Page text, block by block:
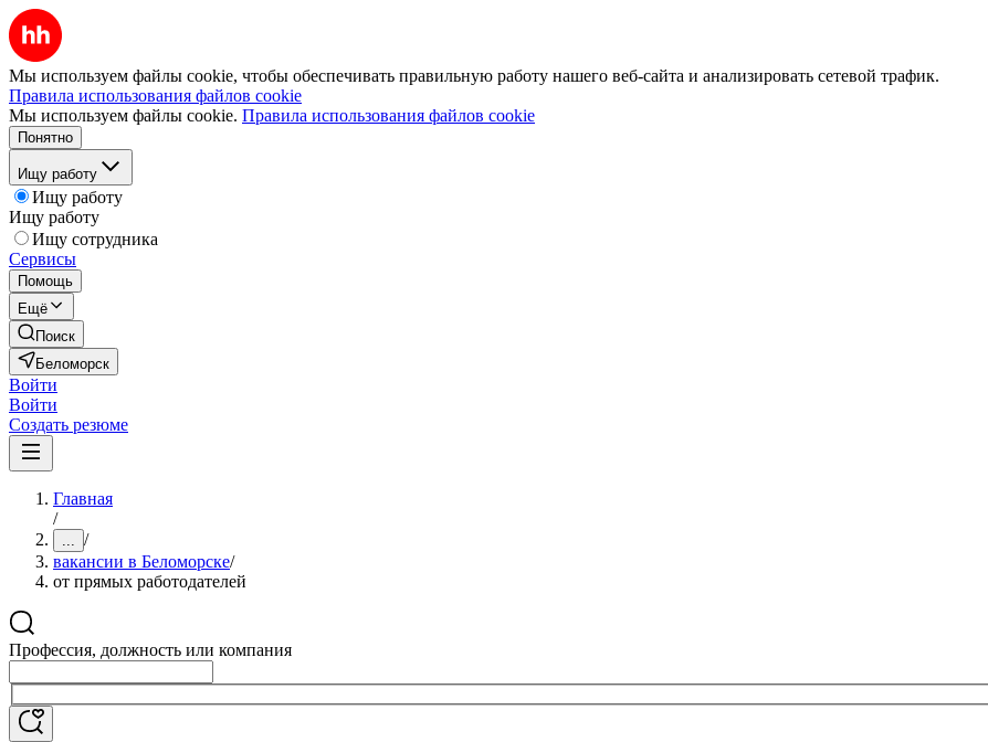
Мы используем файлы cookie, чтобы обеспечивать правильную работу нашего веб-сайта и анализировать сетевой трафик.
Правила использования файлов cookie
Мы используем файлы cookie. Правила использования файлов cookie
Понятно
Ищу работу
Ищу работу
Ищу работу
Ищу сотрудника
Сервисы
Помощь
Ещё
Поиск
Беломорск
Войти
Войти
Создать резюме
Главная
/
... /
вакансии в Беломорске/
от прямых работодателей
Профессия, должность или компания